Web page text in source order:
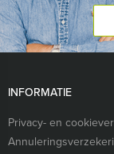
INFORMATIE
Privacy- en